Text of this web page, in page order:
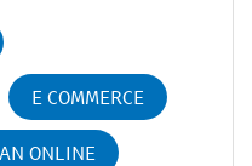
E COMMERCE
ONLINE